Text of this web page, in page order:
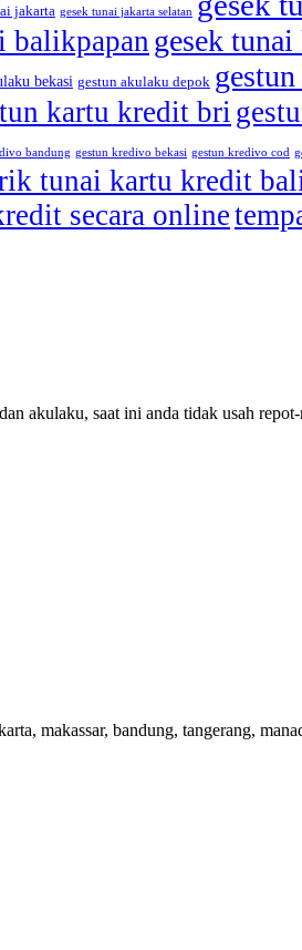
jakarta gesek tunai jakarta selatan
balikpapan gesek
bekasi gestun akulaku depok
kartu kredit bri
bandung gestun kredivo bekasi gestun kredivo cod
tunai kartu kredit
secara online
akulaku, saat ini anda tidak usah
makassar, bandung, tangerang,